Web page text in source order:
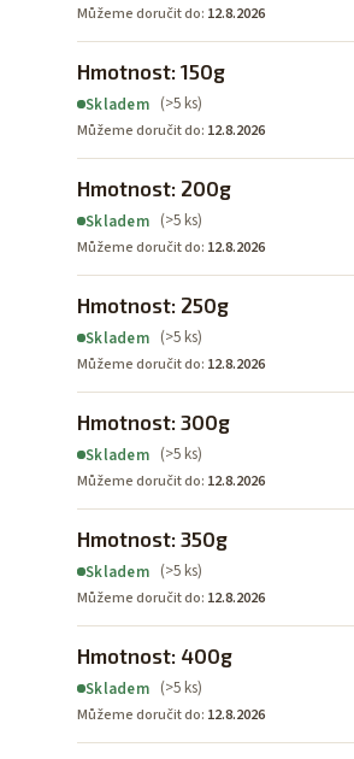
Můžeme doručit do: 12.8.2026
Hmotnost: 150g
Skladem (>5 ks)
Můžeme doručit do: 12.8.2026
Hmotnost: 200g
Skladem (>5 ks)
Můžeme doručit do: 12.8.2026
Hmotnost: 250g
Skladem (>5 ks)
Můžeme doručit do: 12.8.2026
Hmotnost: 300g
Skladem (>5 ks)
Můžeme doručit do: 12.8.2026
Hmotnost: 350g
Skladem (>5 ks)
Můžeme doručit do: 12.8.2026
Hmotnost: 400g
Skladem (>5 ks)
Můžeme doručit do: 12.8.2026